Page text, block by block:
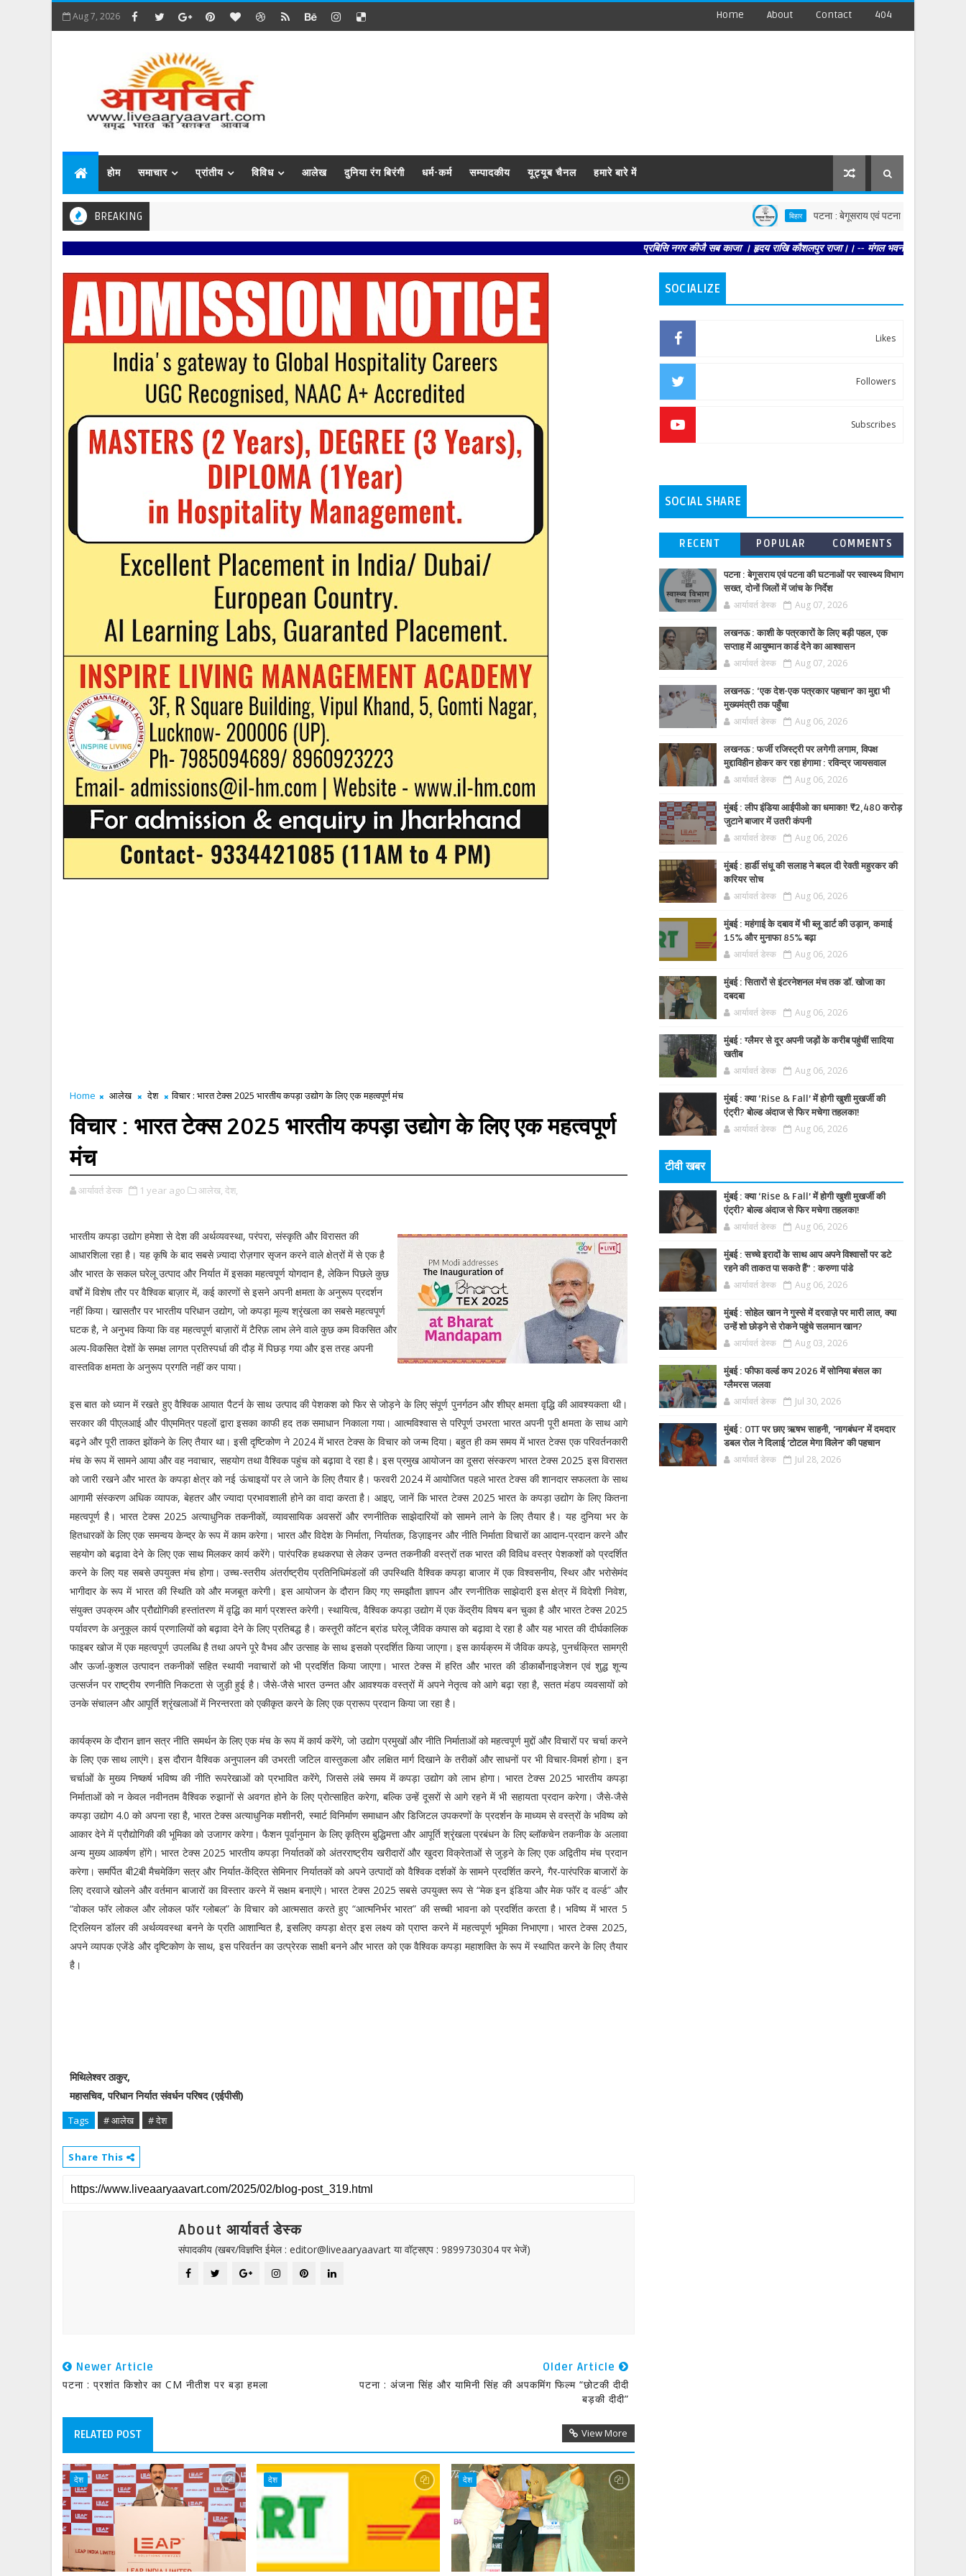
Aug 7, 2026 Home About Contact 404
होम समाचार प्रांतीय विविध आलेख दुनिया रंग बिरंगी धर्म-कर्म सम्पादकीय यूट्यूब चैनल हमारे बारे में
BREAKING बिहार पटना : बेगूसराय एवं पटना की घटनाओं पर स्वास्थ्य
प्रबिसि नगर कीजै सब काजा । हृदय राखि कौशलपुर राजा।। -- मंगल भवन अमंगल हारी। द्रवहु सुदसरथ
Home आलेख देश विचार : भारत टेक्स 2025 भारतीय कपड़ा उद्योग के लिए एक महत्‍वपूर्ण मंच
विचार : भारत टेक्स 2025 भारतीय कपड़ा उद्योग के लिए एक महत्‍वपूर्ण
मंच
आर्यावर्त डेस्क 1 year ago आलेख, देश,
भारतीय कपड़ा उद्योग हमेशा से देश की अर्थव्यवस्था, परंपरा, संस्कृति और विरासत की
आधारशिला रहा है। यह कृषि के बाद सबसे ज़्यादा रोज़गार सृजन करने वाले क्षेत्रों में से एक है
और भारत के सकल घरेलू उत्पाद और निर्यात में इसका महत्वपूर्ण योगदान है, लेकिन पिछले कुछ
वर्षों में विशेष तौर पर वैश्विक बाज़ार में, कई कारणों से इसने अपनी क्षमता के अनुरूप प्रदर्शन
नहीं किया। खासतौर पर भारतीय परिधान उद्योग, जो कपड़ा मूल्य श्रृंखला का सबसे महत्वपूर्ण
घटक है, ने अनुभव किया कि वह महत्वपूर्ण बाज़ारों में टैरिफ़ लाभ लेने वाले कुछ कम विकसित और
अल्प-विकसित देशों के समक्ष लागत प्रतिस्पर्धा की दौड़ में पिछड़ गया और इस तरह अपनी
वास्तविक क्षमता के अनुरूप प्रगति नहीं कर पाया।
इस बात को ध्‍यान में रखते हुए वैश्विक आयात पैटर्न के साथ उत्पाद की पेशकश को फिर से जोड़ने के लिए संपूर्ण पुनर्गठन और शीघ्र क्षमता वृद्धि की आवश्‍यकता थी।
सरकार की पीएलआई और पीएममित्र पहलों द्वारा इसका काफी हद तक समाधान निकाला गया। आत्मविश्वास से परिपूर्ण उभरता भारत अपनी पूरी क्षमता के साथ आगे
बढ़ने और पूरी ताकत झोंकने के लिए तैयार था। इसी दृष्टिकोण ने 2024 में भारत टेक्स के विचार को जन्म दिया। बहुत ही कम समय में भारत टेक्स एक परिवर्तनकारी
मंच के रूप में सामने आया और वह नवाचार, सहयोग तथा वैश्विक पहुंच को बढ़ावा दे रहा है। इस प्रमुख आयोजन का दूसरा संस्करण भारत टेक्स 2025 इस विरासत
को जारी रखने और भारत के कपड़ा क्षेत्र को नई ऊंचाइयों पर ले जाने के लिए तैयार है। फरवरी 2024 में आयोजित पहले भारत टेक्स की शानदार सफलता के साथ
आगामी संस्करण अधिक व्‍यापक, बेहतर और ज्‍यादा प्रभावशाली होने का वादा करता है। आइए, जानें कि भारत टेक्स 2025 भारत के कपड़ा उद्योग के लिए कितना
महत्‍वपूर्ण है। भारत टेक्स 2025 अत्याधुनिक तकनीकों, व्यावसायिक अवसरों और रणनीतिक साझेदारियों को सामने लाने के लिए तैयार है। यह दुनिया भर के
हितधारकों के लिए एक समन्‍वय केन्‍द्र के रूप में काम करेगा। भारत और विदेश के निर्माता, निर्यातक, डिज़ाइनर और नीति निर्माता विचारों का आदान-प्रदान करने और
सहयोग को बढ़ावा देने के लिए एक साथ मिलकर कार्य करेंगे। पारंपरिक हथकरघा से लेकर उन्नत तकनीकी वस्त्रों तक भारत की विविध वस्त्र पेशकशों को प्रदर्शित
करने के लिए यह सबसे उपयुक्त मंच होगा। उच्च-स्तरीय अंतर्राष्ट्रीय प्रतिनिधिमंडलों की उपस्थिति वैश्विक कपड़ा बाजार में एक विश्वसनीय, स्थिर और भरोसेमंद
भागीदार के रूप में भारत की स्थिति को और मजबूत करेगी। इस आयोजन के दौरान किए गए समझौता ज्ञापन और रणनीतिक साझेदारी इस क्षेत्र में विदेशी निवेश,
संयुक्त उपक्रम और प्रौद्योगिकी हस्तांतरण में वृद्धि का मार्ग प्रशस्त करेगी। स्थायित्व, वैश्विक कपड़ा उद्योग में एक केंद्रीय विषय बन चुका है और भारत टेक्स 2025
पर्यावरण के अनुकूल कार्य प्रणालियों को बढ़ावा देने के लिए प्रतिबद्ध है। कस्तूरी कॉटन ब्रांड घरेलू जैविक कपास को बढ़ावा दे रहा है और यह भारत की दीर्घकालिक
फाइबर खोज में एक महत्वपूर्ण उपलब्धि है तथा अपने पूरे वैभव और उत्‍साह के साथ इसको प्रदर्शित किया जाएगा। इस कार्यक्रम में जैविक कपड़े, पुनर्चक्रित सामग्री
और ऊर्जा-कुशल उत्पादन तकनीकों सहित स्‍थायी नवाचारों को भी प्रदर्शित किया जाएगा। भारत टेक्स में हरित और भारत की डीकार्बोनाइजेशन एवं शुद्ध शून्य
उत्सर्जन पर राष्ट्रीय रणनीति निकटता से जुड़ी हुई है। जैसे-जैसे भारत उन्‍नत और आवश्‍यक वस्त्रों में अपने नेतृत्व को आगे बढ़ा रहा है, सतत मंडप व्यवसायों को
उनके संचालन और आपूर्ति श्रृंखलाओं में निरन्‍तरता को एकीकृत करने के लिए एक प्रारूप प्रदान किया जा रहा है।
कार्यक्रम के दौरान ज्ञान सत्र नीति समर्थन के लिए एक मंच के रूप में कार्य करेंगे, जो उद्योग प्रमुखों और नीति निर्माताओं को महत्वपूर्ण मुद्दों और विचारों पर चर्चा करने
के लिए एक साथ लाएंगे। इस दौरान वैश्विक अनुपालन की उभरती जटिल वास्तुकला और लक्षित मार्ग दिखाने के तरीकों और साधनों पर भी विचार-विमर्श होगा। इन
चर्चाओं के मुख्य निष्कर्ष भविष्य की नीति रूपरेखाओं को प्रभावित करेंगे, जिससे लंबे समय में कपड़ा उद्योग को लाभ होगा। भारत टेक्स 2025 भारतीय कपड़ा
निर्माताओं को न केवल नवीनतम वैश्विक रुझानों से अवगत होने के लिए प्रोत्साहित करेगा, बल्कि उन्हें दूसरों से आगे रहने में भी सहायता प्रदान करेगा। जैसे-जैसे
कपड़ा उद्योग 4.0 को अपना रहा है, भारत टेक्स अत्याधुनिक मशीनरी, स्मार्ट विनिर्माण समाधान और डिजिटल उपकरणों के प्रदर्शन के माध्यम से वस्त्रों के भविष्य को
आकार देने में प्रौद्योगिकी की भूमिका को उजागर करेगा। फैशन पूर्वानुमान के लिए कृत्रिम बुद्धिमत्ता और आपूर्ति श्रृंखला प्रबंधन के लिए ब्लॉकचेन तकनीक के अलावा
अन्‍य मुख्य आकर्षण होंगे। भारत टेक्स 2025 भारतीय कपड़ा निर्यातकों को अंतरराष्ट्रीय खरीदारों और खुदरा विक्रेताओं से जुड़ने के लिए एक अद्वितीय मंच प्रदान
करेगा। समर्पित बी2बी मैचमेकिंग सत्र और निर्यात-केंद्रित सेमिनार निर्यातकों को अपने उत्पादों को वैश्विक दर्शकों के सामने प्रदर्शित करने, गैर-पारंपरिक बाजारों के
लिए दरवाजे खोलने और वर्तमान बाजारों का विस्तार करने में सक्षम बनाएंगे। भारत टेक्स 2025 सबसे उपयुक्त रूप से “मेक इन इंडिया और मेक फॉर द वर्ल्ड” और
“वोकल फॉर लोकल और लोकल फॉर ग्लोबल” के विचार को आत्‍मसात करते हुए “आत्मनिर्भर भारत” की सच्ची भावना को प्रदर्शित करता है। भविष्‍य में भारत 5
ट्रिलियन डॉलर की अर्थव्यवस्था बनने के प्रति आशान्वित है, इसलिए कपड़ा क्षेत्र इस लक्ष्य को प्राप्त करने में महत्वपूर्ण भूमिका निभाएगा। भारत टेक्स 2025,
अपने व्यापक एजेंडे और दृष्टिकोण के साथ, इस परिवर्तन का उत्‍प्रेरक साक्षी बनने और भारत को एक वैश्विक कपड़ा महाशक्ति के रूप में स्थापित करने के लिए तैयार
है।
मिथिलेश्वर ठाकुर,
महासचिव, परिधान निर्यात संवर्धन परिषद (एईपीसी)
Tags # आलेख # देश
Share This
About आर्यावर्त डेस्क
संपादकीय (खबर/विज्ञप्ति ईमेल : editor@liveaaryaavart या वॉट्सएप : 9899730304 पर भेजें)
Newer Article
पटना : प्रशांत किशोर का CM नीतीश पर बड़ा हमला
Older Article
पटना : अंजना सिंह और यामिनी सिंह की अपकमिंग फिल्म “छोटकी दीदी
बड़की दीदी”
RELATED POST View More
देश देश देश
SOCIALIZE
Likes
Followers
Subscribes
SOCIAL SHARE
RECENT POPULAR COMMENTS
पटना : बेगूसराय एवं पटना की घटनाओं पर स्वास्थ्य विभाग
सख्त, दोनों जिलों में जांच के निर्देश
आर्यावर्त डेस्क Aug 07, 2026
लखनऊ : काशी के पत्रकारों के लिए बड़ी पहल, एक
सप्ताह में आयुष्मान कार्ड देने का आश्वासन
आर्यावर्त डेस्क Aug 07, 2026
लखनऊ : ‘एक देश-एक पत्रकार पहचान’ का मुद्दा भी
मुख्यमंत्री तक पहुँचा
आर्यावर्त डेस्क Aug 06, 2026
लखनऊ : फर्जी रजिस्ट्री पर लगेगी लगाम, विपक्ष
मुद्दाविहीन होकर कर रहा हंगामा : रविन्द्र जायसवाल
आर्यावर्त डेस्क Aug 06, 2026
मुंबई : लीप इंडिया आईपीओ का धमाका! ₹2,480 करोड़
जुटाने बाजार में उतरी कंपनी
आर्यावर्त डेस्क Aug 06, 2026
मुंबई : हार्डी संधू की सलाह ने बदल दी रेवती महुरकर की
करियर सोच
आर्यावर्त डेस्क Aug 06, 2026
मुंबई : महंगाई के दबाव में भी ब्लू डार्ट की उड़ान, कमाई
15% और मुनाफा 85% बढ़ा
आर्यावर्त डेस्क Aug 06, 2026
मुंबई : सितारों से इंटरनेशनल मंच तक डॉ. खोजा का
दबदबा
आर्यावर्त डेस्क Aug 06, 2026
मुंबई : ग्लैमर से दूर अपनी जड़ों के करीब पहुंचीं सादिया
खतीब
आर्यावर्त डेस्क Aug 06, 2026
मुंबई : क्या ‘Rise & Fall’ में होगी खुशी मुखर्जी की
एंट्री? बोल्ड अंदाज से फिर मचेगा तहलका!
आर्यावर्त डेस्क Aug 06, 2026
टीवी खबर
मुंबई : क्या ‘Rise & Fall’ में होगी खुशी मुखर्जी की
एंट्री? बोल्ड अंदाज से फिर मचेगा तहलका!
आर्यावर्त डेस्क Aug 06, 2026
मुंबई : सच्चे इरादों के साथ आप अपने विश्वासों पर डटे
रहने की ताकत पा सकते हैं” : करुणा पांडे
आर्यावर्त डेस्क Aug 06, 2026
मुंबई : सोहेल खान ने गुस्से में दरवाज़े पर मारी लात, क्या
उन्हें शो छोड़ने से रोकने पहुंचे सलमान खान?
आर्यावर्त डेस्क Aug 03, 2026
मुंबई : फीफा वर्ल्ड कप 2026 में सोनिया बंसल का
ग्लैमरस जलवा
आर्यावर्त डेस्क Jul 30, 2026
मुंबई : OTT पर छाए ऋषभ साहनी, 'नागबंधन' में दमदार
डबल रोल ने दिलाई 'टोटल मेगा विलेन' की पहचान
आर्यावर्त डेस्क Jul 28, 2026